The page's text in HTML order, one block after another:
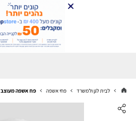
לבית לגן ולמשרד פחי אשפה פח אשפה מעוצב 60 ליטר על רגליים דגם פרימיום